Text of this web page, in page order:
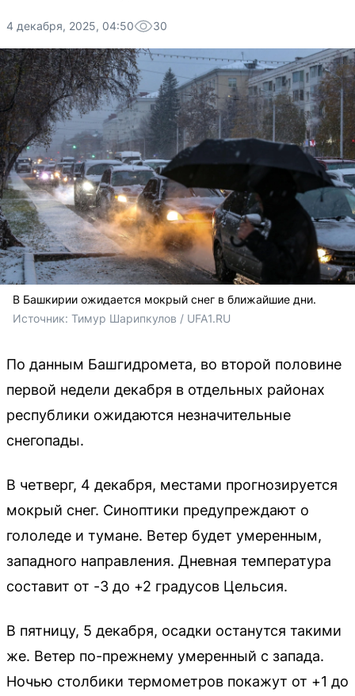
4 декабря, 2025, 04:50 30
В Башкирии ожидается мокрый снег в ближайшие дни.
Источник: Тимур Шарипкулов / UFA1.RU
По данным Башгидромета, во второй половине
первой недели декабря в отдельных районах
республики ожидаются незначительные
снегопады.
В четверг, 4 декабря, местами прогнозируется
мокрый снег. Синоптики предупреждают о
гололеде и тумане. Ветер будет умеренным,
западного направления. Дневная температура
составит от -3 до +2 градусов Цельсия.
В пятницу, 5 декабря, осадки останутся такими
же. Ветер по-прежнему умеренный с запада.
Ночью столбики термометров покажут от +1 до